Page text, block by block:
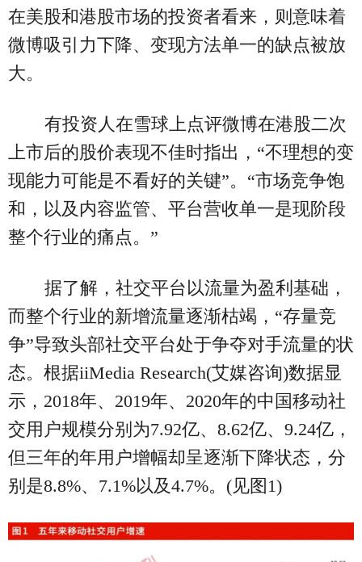
在美股和港股市场的投资者看来，则意味着
微博吸引力下降、变现方法单一的缺点被放
大。
有投资人在雪球上点评微博在港股二次
上市后的股价表现不佳时指出，“不理想的变
现能力可能是不看好的关键”。“市场竞争饱
和，以及内容监管、平台营收单一是现阶段
整个行业的痛点。”
据了解，社交平台以流量为盈利基础，
而整个行业的新增流量逐渐枯竭，“存量竞
争”导致头部社交平台处于争夺对手流量的状
态。根据iiMedia Research(艾媒咨询)数据显
示，2018年、2019年、2020年的中国移动社
交用户规模分别为7.92亿、8.62亿、9.24亿，
但三年的年用户增幅却呈逐渐下降状态，分
别是8.8%、7.1%以及4.7%。(见图1)